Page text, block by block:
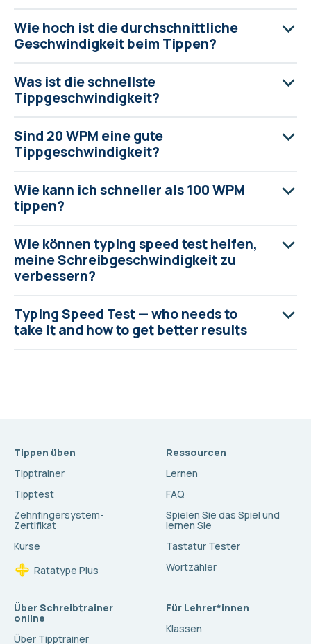
Wie hoch ist die durchschnittliche
Geschwindigkeit beim Tippen?
Was ist die schnellste
Tippgeschwindigkeit?
Sind 20 WPM eine gute
Tippgeschwindigkeit?
Wie kann ich schneller als 100 WPM
tippen?
Wie können typing speed test helfen,
meine Schreibgeschwindigkeit zu
verbessern?
Typing Speed Test — who needs to
take it and how to get better results
Tippen üben
Tipptrainer
Tipptest
Zehnfingersystem-
Zertifikat
Kurse
Ratatype Plus
Ressourcen
Lernen
FAQ
Spielen Sie das Spiel und
lernen Sie
Tastatur Tester
Wortzähler
Über Schreibtrainer
online
Über Tipptrainer
Für Lehrer*innen
Klassen